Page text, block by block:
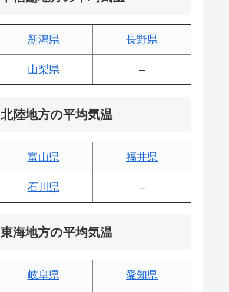
新潟県 長野県
山梨県 –
北陸地方の平均気温
富山県 福井県
石川県 –
東海地方の平均気温
岐阜県 愛知県